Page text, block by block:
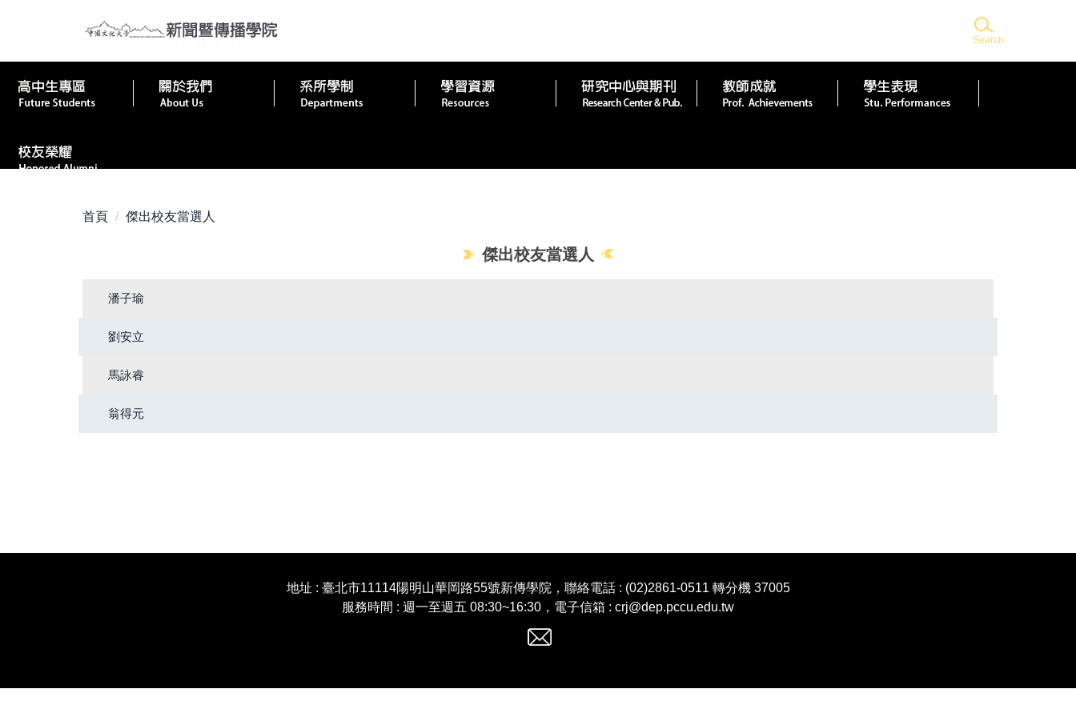
內
容
Search
首頁 傑出校友當選人
傑出校友當選人
潘子瑜
劉安立
馬詠睿
翁得元
地址 : 臺北市11114陽明山華岡路55號新傳學院，聯絡電話 : (02)2861-0511 轉分機 37005
服務時間 : 週一至週五 08:30~16:30，電子信箱 : crj@dep.pccu.edu.tw